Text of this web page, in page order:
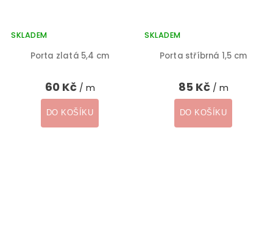
Porta zlatá 5,4 cm
SKLADEM
60 Kč / m
DO KOŠÍKU
Porta stříbrná 1,5 cm
SKLADEM
85 Kč / m
DO KOŠÍKU